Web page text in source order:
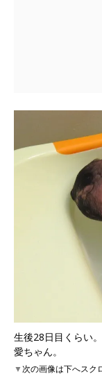
生後28日目くらい
愛ちゃん。
▼次の画像は下へスク